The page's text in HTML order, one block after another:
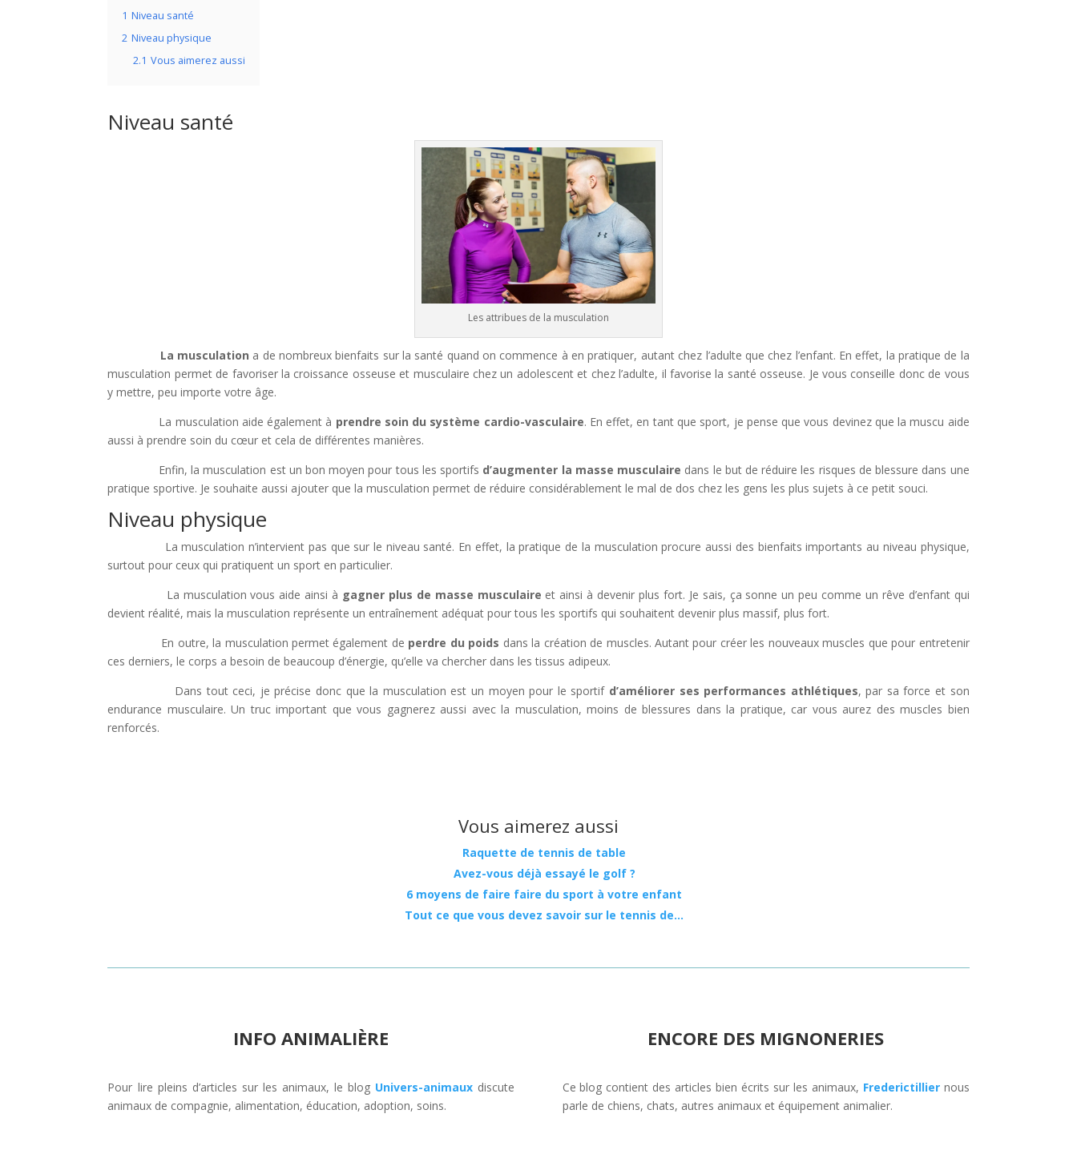
1 Niveau santé
2 Niveau physique
2.1 Vous aimerez aussi
Niveau santé
Les attribues de la musculation
La musculation a de nombreux bienfaits sur la santé quand on commence à en pratiquer, autant chez l’adulte que chez l’enfant. En effet, la pratique de la
musculation permet de favoriser la croissance osseuse et musculaire chez un adolescent et chez l’adulte, il favorise la santé osseuse. Je vous conseille donc de vous
y mettre, peu importe votre âge.
La musculation aide également à prendre soin du système cardio-vasculaire. En effet, en tant que sport, je pense que vous devinez que la muscu aide
aussi à prendre soin du cœur et cela de différentes manières.
Enfin, la musculation est un bon moyen pour tous les sportifs d’augmenter la masse musculaire dans le but de réduire les risques de blessure dans une
pratique sportive. Je souhaite aussi ajouter que la musculation permet de réduire considérablement le mal de dos chez les gens les plus sujets à ce petit souci.
Niveau physique
La musculation n’intervient pas que sur le niveau santé. En effet, la pratique de la musculation procure aussi des bienfaits importants au niveau physique,
surtout pour ceux qui pratiquent un sport en particulier.
La musculation vous aide ainsi à gagner plus de masse musculaire et ainsi à devenir plus fort. Je sais, ça sonne un peu comme un rêve d’enfant qui
devient réalité, mais la musculation représente un entraînement adéquat pour tous les sportifs qui souhaitent devenir plus massif, plus fort.
En outre, la musculation permet également de perdre du poids dans la création de muscles. Autant pour créer les nouveaux muscles que pour entretenir
ces derniers, le corps a besoin de beaucoup d’énergie, qu’elle va chercher dans les tissus adipeux.
Dans tout ceci, je précise donc que la musculation est un moyen pour le sportif d’améliorer ses performances athlétiques, par sa force et son
endurance musculaire. Un truc important que vous gagnerez aussi avec la musculation, moins de blessures dans la pratique, car vous aurez des muscles bien
renforcés.
Vous aimerez aussi
Raquette de tennis de table
Avez-vous déjà essayé le golf ?
6 moyens de faire faire du sport à votre enfant
Tout ce que vous devez savoir sur le tennis de…
INFO ANIMALIÈRE
Pour lire pleins d’articles sur les animaux, le blog Univers-animaux discute
animaux de compagnie, alimentation, éducation, adoption, soins.
ENCORE DES MIGNONERIES
Ce blog contient des articles bien écrits sur les animaux, Frederictilliernous
parle de chiens, chats, autres animaux et équipement animalier.